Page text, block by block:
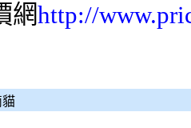
網http://
貓